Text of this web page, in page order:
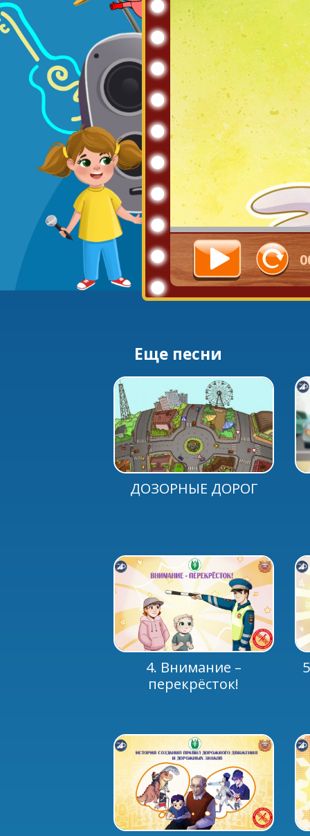
ДОЗОРНЫЕ
Ты
На
На
Два
Ты
На
Еще песни
ДОЗОРНЫЕ ДОРОГ
4. Внимание –
перекрёсток!